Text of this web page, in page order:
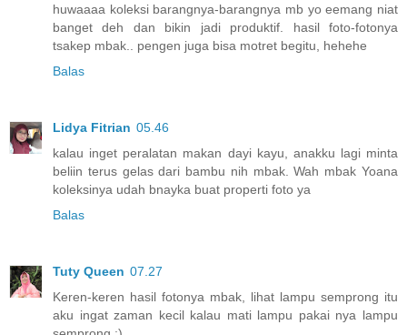
huwaaaa koleksi barangnya-barangnya mb yo eemang niat
banget deh dan bikin jadi produktif. hasil foto-fotonya
tsakep mbak.. pengen juga bisa motret begitu, hehehe
Balas
Lidya Fitrian 05.46
kalau inget peralatan makan dayi kayu, anakku lagi minta
beliin terus gelas dari bambu nih mbak. Wah mbak Yoana
koleksinya udah bnayka buat properti foto ya
Balas
Tuty Queen 07.27
Keren-keren hasil fotonya mbak, lihat lampu semprong itu
aku ingat zaman kecil kalau mati lampu pakai nya lampu